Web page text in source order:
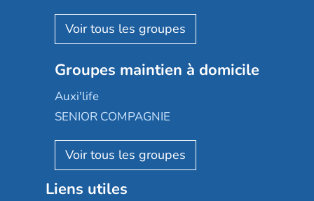
Aquarelia
Nexity edenea
Les jardins d'Arcadie
Occitalia
Appartseniors
Reseda
Stella management
Les villages d'or
Korian
Emera
Groupe SOS
Le Noble Âge
Almage
Résidalya
Groupe aplus
Groupes maintien à domicile
Auxi'life
SENIOR COMPAGNIE
AGE D'OR Services
Liens utiles